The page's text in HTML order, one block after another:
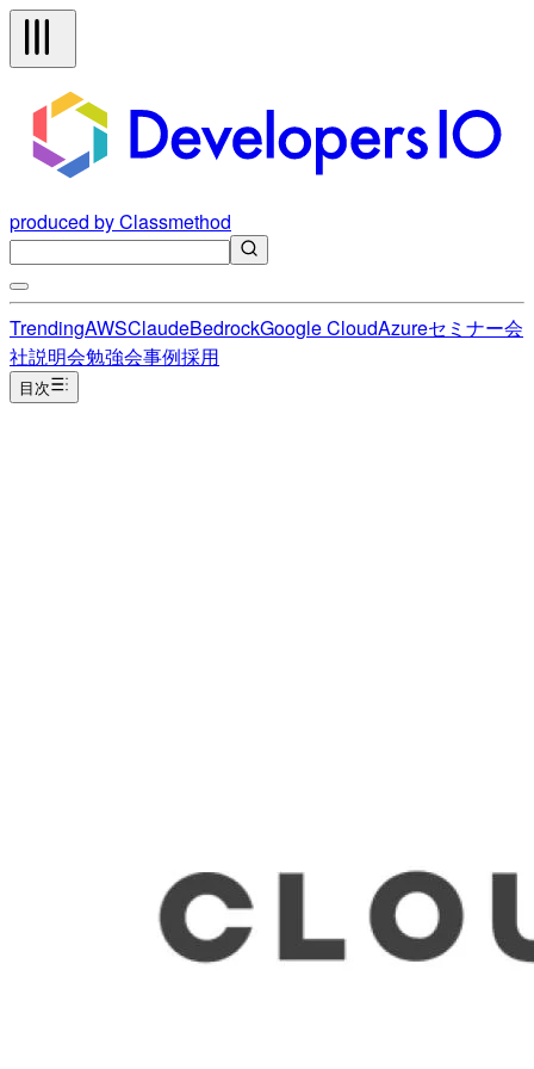
produced by Classmethod
TrendingAWSClaudeBedrockGoogle CloudAzureセミナー会
社説明会勉強会事例採用
目次